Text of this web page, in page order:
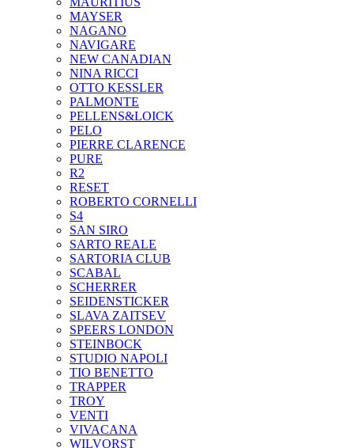
MAYSER
NAGANO
NAVIGARE
NEW CANADIAN
NINA RICCI
OTTO KESSLER
PALMONTE
PELLENS&LOICK
PELO
PIERRE CLARENCE
PURE
R2
RESET
ROBERTO CORNELLI
S4
SAN SIRO
SARTO REALE
SARTORIA CLUB
SCABAL
SCHERRER
SEIDENSTICKER
SLAVA ZAITSEV
SPEERS LONDON
STEINBOCK
STUDIO NAPOLI
TIO BENETTO
TRAPPER
TROY
VENTI
VIVACANA
WILVORST